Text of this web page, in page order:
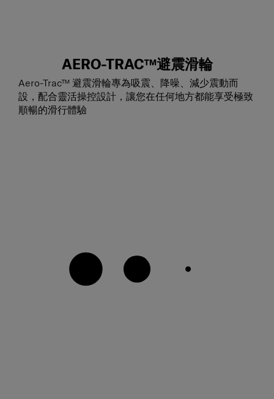
AERO-TRAC™避震滑輪
Aero-Trac™ 避震滑輪專為吸震、降噪、減少震動而
設，配合靈活操控設計，讓您在任何地方都能享受極致
順暢的滑行體驗